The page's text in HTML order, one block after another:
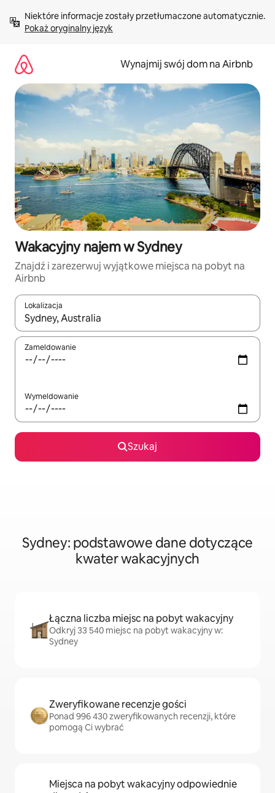
treści Pokaż oryginalny język
Wynajmij swój dom na Airbnb
Wakacyjny najem w Sydney
Znajdź i zarezerwuj wyjątkowe miejsca na pobyt na
Airbnb
Lokalizacja
Gdy wyniki będą dostępne, możesz poruszać się po nich za
Zameldowanie
Wymeldowanie
Szukaj
Sydney: podstawowe dane dotyczące
kwater wakacyjnych
Łączna liczba miejsc na pobyt wakacyjny
Odkryj 33 540 miejsc na pobyt wakacyjny w:
Sydney
Zweryfikowane recenzje gości
Ponad 996 430 zweryfikowanych recenzji, które
pomogą Ci wybrać
Miejsca na pobyt wakacyjny odpowiednie